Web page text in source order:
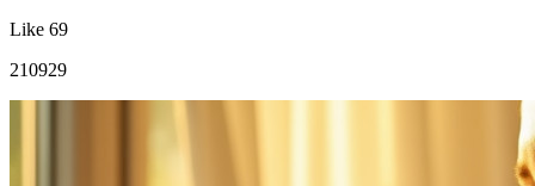
Like 69
210929